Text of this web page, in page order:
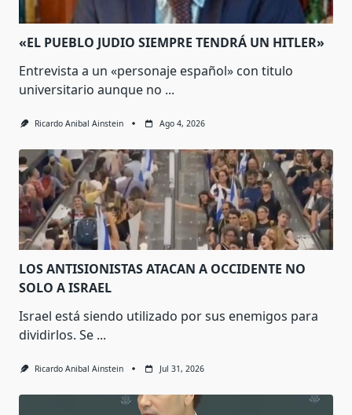
«EL PUEBLO JUDIO SIEMPRE TENDRÁ UN HITLER»
Entrevista a un «personaje español» con titulo
universitario aunque no ...
Ricardo Anibal Ainstein Ago 4, 2026
LOS ANTISIONISTAS ATACAN A OCCIDENTE NO
SOLO A ISRAEL
Israel está siendo utilizado por sus enemigos para
dividirlos. Se ...
Ricardo Anibal Ainstein Jul 31, 2026